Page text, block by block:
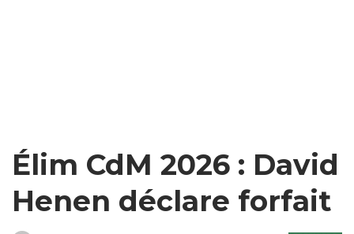
Élim CdM 2026 : David
Henen déclare forfait